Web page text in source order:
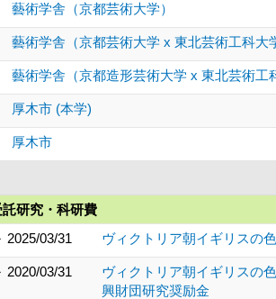
藝術学舎（京都芸術大学）
藝術学舎（京都芸術大学 x 東北芸術工科大
藝術学舎（京都造形芸術大学 x 東北芸術工
厚木市 (本学)
厚木市
研究・科研費
2025/03/31
ヴィクトリア朝イギリスの
2020/03/31
ヴィクトリア朝イギリスの
興財団研究奨励金